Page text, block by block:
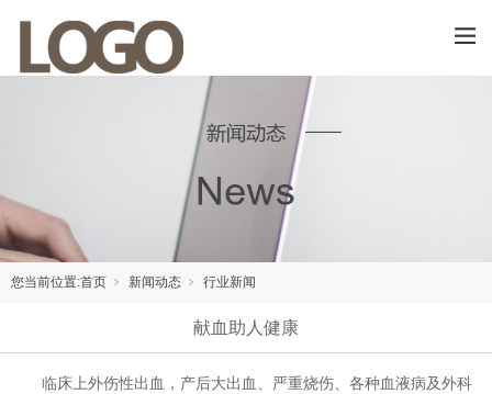
您当前位置:首页 新闻动态 行业新闻
献血助人健康
临床上外伤性出血，产后大出血、严重烧伤、各种血液病及外科